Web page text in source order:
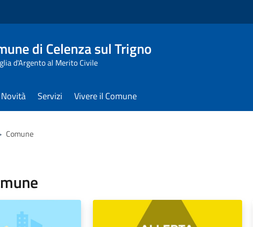
di Celenza sul Trigno
d'Argento al Merito Civile
Novità Servizi Vivere il Comune
Comune